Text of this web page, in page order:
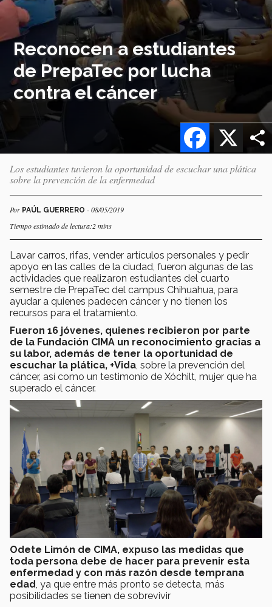
Reconocen a estudiantes
de PrepaTec por lucha
contra el cáncer
X
Facebook
Los estudiantes tuvieron la oportunidad de escuchar una plática
sobre la prevención de la enfermedad
Por PAÚL GUERRERO - 08/05/2019
Tiempo estimado de lectura:2 mins
Lavar carros, rifas, vender artículos personales y pedir
apoyo en las calles de la ciudad, fueron algunas de las
actividades que realizaron estudiantes del cuarto
semestre de PrepaTec del campus Chihuahua, para
ayudar a quienes padecen cáncer y no tienen los
recursos para el tratamiento.
Fueron 16 jóvenes, quienes recibieron por parte
de la Fundación CIMA un reconocimiento gracias a
su labor, además de tener la oportunidad de
escuchar la plática, +Vida , sobre la prevención del
cáncer, así como un testimonio de Xóchilt, mujer que ha
superado el cáncer.
Odete Limón de CIMA, expuso las medidas que
toda persona debe de hacer para prevenir esta
enfermedad y con más razón desde temprana
edad, ya que entre más pronto se detecta, más
posibilidades se tienen de sobrevivir